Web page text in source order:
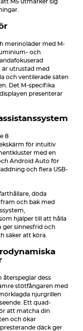
M5 utmärker sig
merinoläder med M-
och
utrustad med
och ventilerade säten
Det M-specifika
presenterar
8
för intuitiv
med en
Android Auto för
och flera USB-
döda
och bak med
hjälper till att hålla
ger sinnesfrid och
säker att köra.
återspeglar dess
stötfångaren med
njurgrillen
Ett quad-
att matcha din
och ökar
däck ger